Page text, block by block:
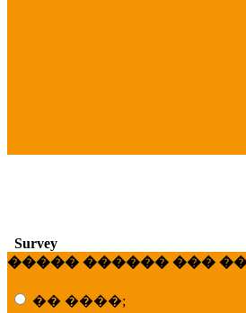
Survey
����� ������ ���
�� ����;